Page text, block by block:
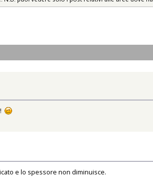
e lo spessore non diminuisce.